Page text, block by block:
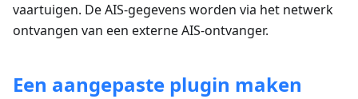
vaartuigen. De AIS-gegevens worden via het netwerk
ontvangen van een externe AIS-ontvanger.
Een aangepaste plugin maken